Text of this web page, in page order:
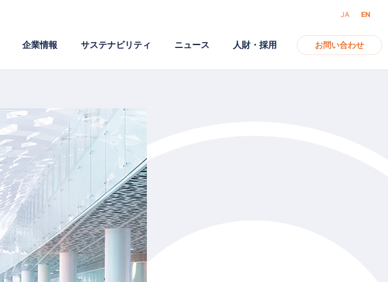
JA EN
お問い合わせ
AI・IoT・ビッグデータ
企業情報
組織図 電子公告
サステナビリティ ニュース 人財・採用